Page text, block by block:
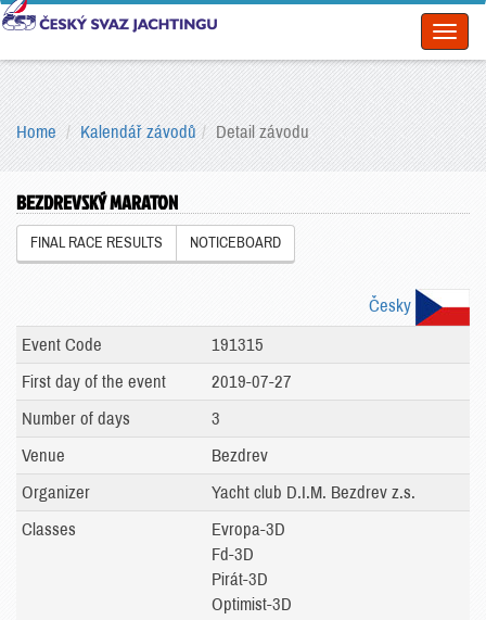
Home Kalendář závodů Detail závodu
BEZDREVSKÝ MARATON
FINAL RACE RESULTS NOTICEBOARD
Česky
Event Code
191315
First day of the event
2019-07-27
Number of days
3
Venue
Bezdrev
Organizer
Yacht club D.I.M. Bezdrev z.s.
Classes
Evropa-3D
Fd-3D
Pirát-3D
Optimist-3D